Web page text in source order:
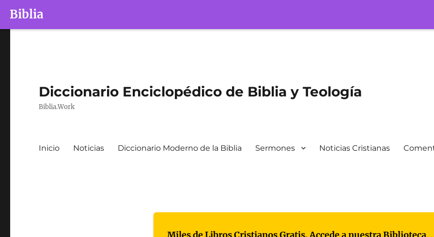
Biblia
Diccionario Enciclopédico de Biblia y Teología
Biblia.Work
Inicio Noticias Diccionario Moderno de la Biblia Sermones Noticias Cristianas